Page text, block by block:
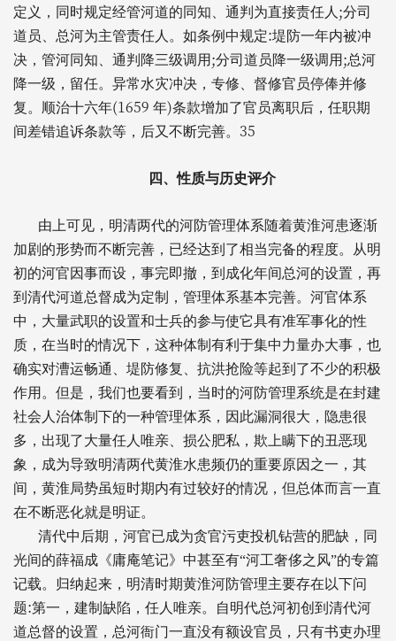
定义，同时规定经管河道的同知、通判为直接责任人 ;分司
道员、总河为主管责任人。如条例中规定:堤防一年内被冲
决，管河同知、通判降三级调用 ;分司道员降一级调用 ;总河
降一级，留任。异常水灾冲决，专修、督修官员停俸并修
复。顺治十六年(1659 年)条款增加了官员离职后，任职期
间差错追诉条款等，后又不断完善。 35
四、性质与历史评介
由上可见，明清两代的河防管理体系随着黄淮河患逐渐
加剧的形势而不断完善，已经达到了相当完备的程度。从明
初的河官因事而设，事完即撤，到成化年间总河的设置，再
到清代河道总督成为定制，管理体系基本完善。河官体系
中，大量武职的设置和士兵的参与使它具有准军事化的性
质，在当时的情况下，这种体制有利于集中力量办大事，也
确实对漕运畅通、堤防修复、抗洪抢险等起到了不少的积极
作用。但是，我们也要看到，当时的河防管理系统是在封建
社会人治体制下的一种管理体系，因此漏洞很大，隐患很
多，出现了大量任人唯亲、损公肥私，欺上瞒下的丑恶现
象，成为导致明清两代黄淮水患频仍的重要原因之一，其
间，黄淮局势虽短时期内有过较好的情况，但总体而言一直
在不断恶化就是明证。
清代中后期，河官已成为贪官污吏投机钻营的肥缺，同
光间的薛福成《庸庵笔记》中甚至有“河工奢侈之风”的专篇
记载。归纳起来，明清时期黄淮河防管理主要存在以下问
题:第一，建制缺陷，任人唯亲。自明代总河初创到清代河
道总督的设置，总河衙门一直没有额设官员，只有书吏办理